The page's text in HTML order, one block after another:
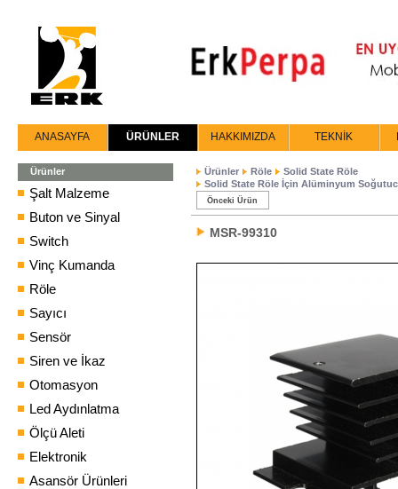
ANASAYFA ÜRÜNLER HAKKIMIZDA TEKNİK
Ürünler
Şalt Malzeme
Buton ve Sinyal
Switch
Vinç Kumanda
Röle
Sayıcı
Sensör
Siren ve İkaz
Otomasyon
Led Aydınlatma
Ölçü Aleti
Elektronik
Asansör Ürünleri
Ürünler Röle
Solid State Röle
Solid State Röle İçin Alüminyum
Önceki Ürün
MSR-99310